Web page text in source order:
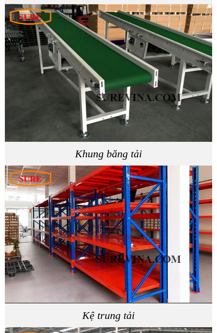
Khung băng tải
Kệ trung tải